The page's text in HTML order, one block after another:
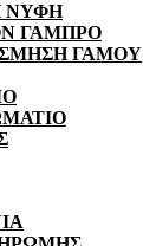
ΝΥΦΗ
ΓΑΜΠΡΟ
ΓΑΜΟΥ